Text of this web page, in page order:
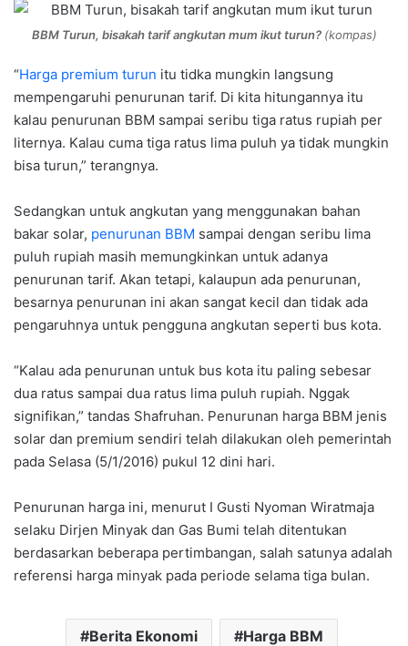
BBM Turun, bisakah tarif angkutan mum ikut turun? (kompas)
“Harga premium turun itu tidka mungkin langsung
mempengaruhi penurunan tarif. Di kita hitungannya itu
kalau penurunan BBM sampai seribu tiga ratus rupiah per
liternya. Kalau cuma tiga ratus lima puluh ya tidak mungkin
bisa turun,” terangnya.
Sedangkan untuk angkutan yang menggunakan bahan
bakar solar, penurunan BBM sampai dengan seribu lima
puluh rupiah masih memungkinkan untuk adanya
penurunan tarif. Akan tetapi, kalaupun ada penurunan,
besarnya penurunan ini akan sangat kecil dan tidak ada
pengaruhnya untuk pengguna angkutan seperti bus kota.
“Kalau ada penurunan untuk bus kota itu paling sebesar
dua ratus sampai dua ratus lima puluh rupiah. Nggak
signifikan,” tandas Shafruhan. Penurunan harga BBM jenis
solar dan premium sendiri telah dilakukan oleh pemerintah
pada Selasa (5/1/2016) pukul 12 dini hari.
Penurunan harga ini, menurut I Gusti Nyoman Wiratmaja
selaku Dirjen Minyak dan Gas Bumi telah ditentukan
berdasarkan beberapa pertimbangan, salah satunya adalah
referensi harga minyak pada periode selama tiga bulan.
Berita Ekonomi Harga BBM